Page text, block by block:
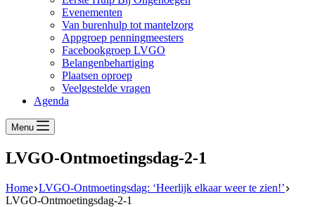
Evenementen
Van burenhulp tot mantelzorg
Appgroep penningmeesters
Facebookgroep LVGO
Belangenbehartiging
Plaatsen oproep
Veelgestelde vragen
Agenda
Menu
LVGO-Ontmoetingsdag-2-1
Home LVGO-Ontmoetingsdag: ‘Heerlijk elkaar weer te zien!’
LVGO-Ontmoetingsdag-2-1